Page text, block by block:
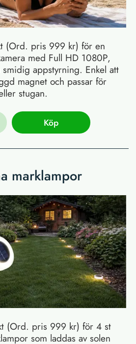
(Ord. pris 999 kr) för en
med Full HD 1080P,
appstyrning. Enkel att
magnet och passar för
stugan.
Köp
marklampor
(Ord. pris 999 kr) för 4 st
som laddas av solen